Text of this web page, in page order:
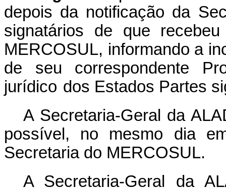
depois da notificação da
signatários de que
MERCOSUL, informando a
de seu correspondente
jurídico dos Estados Partes
A Secretaria-Geral da
possível, no mesmo dia
Secretaria do MERCOSUL.
A Secretaria-Geral da